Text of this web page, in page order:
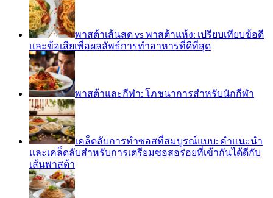
พาสต้าเส้นสด vs พาสต้าแห้ง: เปรียบเทียบข้อดี
และข้อเสียเพื่อผลลัพธ์การทำอาหารที่ดีที่สุด
พาสต้าและกีฬา: โภชนาการสำหรับนักกีฬา
เคล็ดลับการทำซอสที่สมบูรณ์แบบ: คำแนะนำ
และเคล็ดลับสำหรับการเตรียมซอสอร่อยที่เข้ากันได้ดีกับ
เส้นพาสต้า